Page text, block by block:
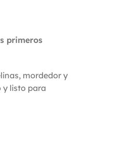
primeros
mordedor y
y listo para